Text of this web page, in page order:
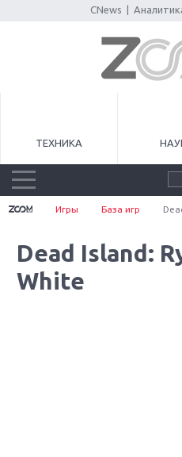
CNews
ТЕХНИКА
Игры База игр
Dead Island:
White